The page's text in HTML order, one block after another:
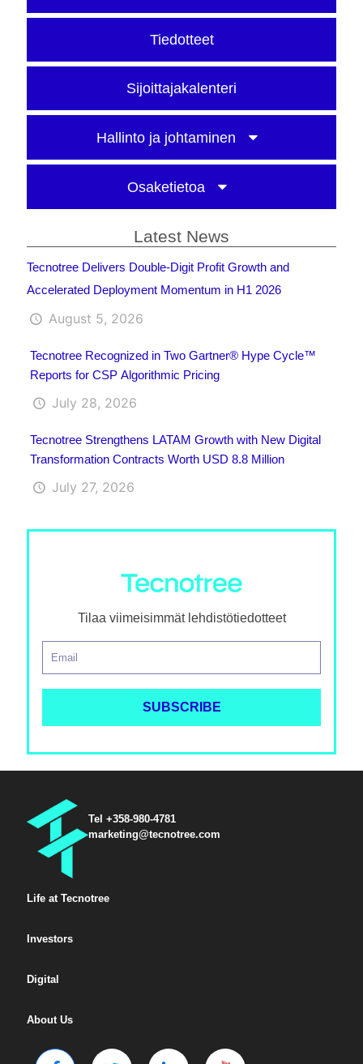
Tiedotteet
Sijoittajakalenteri
Hallinto ja johtaminen
Osaketietoa
Latest News
Tecnotree Delivers Double-Digit Profit Growth and
Accelerated Deployment Momentum in H1 2026
August 5, 2026
Tecnotree Recognized in Two Gartner® Hype Cycle™
Reports for CSP Algorithmic Pricing
July 28, 2026
Tecnotree Strengthens LATAM Growth with New Digital
Transformation Contracts Worth USD 8.8 Million
July 27, 2026
Tilaa viimeisimmät lehdistötiedotteet
Tel +358-980-4781
marketing@tecnotree.com
Life at Tecnotree
Investors
Digital
About Us